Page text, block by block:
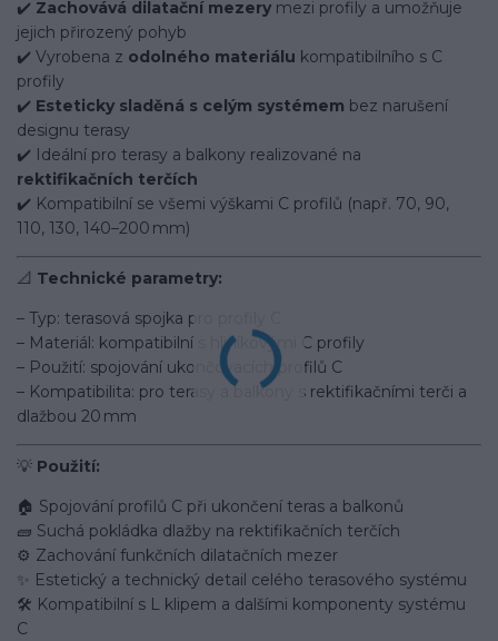
✔️ Zachovává dilatační mezery mezi profily a umožňuje
jejich přirozený pohyb
✔️ Vyrobena z odolného materiálu kompatibilního s C
profily
✔️ Esteticky sladěná s celým systémem bez narušení
designu terasy
✔️ Ideální pro terasy a balkony realizované na
rektifikačních terčích
✔️ Kompatibilní se všemi výškami C profilů (např. 70, 90,
110, 130, 140–200 mm)
📐 Technické parametry:
– Typ: terasová spojka pro profily C
– Materiál: kompatibilní s hliníkovými C profily
– Použití: spojování ukončovacích profilů C
– Kompatibilita: pro terasy a balkony s rektifikačními terči a
dlažbou 20 mm
💡 Použití:
🏠 Spojování profilů C při ukončení teras a balkonů
🧱 Suchá pokládka dlažby na rektifikačních terčích
⚙️ Zachování funkčních dilatačních mezer
✨ Estetický a technický detail celého terasového systému
🛠️ Kompatibilní s L klipem a dalšími komponenty systému
C